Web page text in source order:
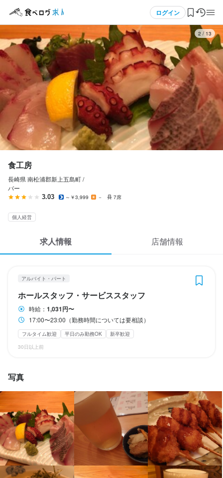
ログイン
ログイン・無料会員登録
食べログ求人TOP
求人検索
マイページ管理
気になる求人
検索履歴・保存した条件
ヘルプ・お問い合わせフォーム
掲載をご検討の店舗様へ
食べログ求人PRESS
利用規約
2 / 13
食工房
長崎県 南松浦郡新上五島町 /
バー
3.03 ～￥3,999 － 7席
個人経営
求人情報 店舗情報
アルバイト・パート
ホールスタッフ・サービススタッフ
時給： 1,031円〜
17:00〜23:00（勤務時間については要相談）
フルタイム歓迎 平日のみ勤務OK
新卒歓迎
30日以上前
写真
アルバイト・パート 食工房
ホールスタッフ・サービススタッフ
ホールスタッフ・サービススタッフ
時給
1,031円〜
給与手渡しOK 給与前払いOK
勤務時間
17:00〜23:00（勤務時間については要相談）
ダブルワーク・副業OK フルタイム歓迎
週2日からOK
休日・休暇
平日のみ勤務OK(土日休み) 土日祝のみ勤務OK
待遇
特になし
制服貸与 車通勤OK バイク通勤OK 髪型自由 ピアスOK
履歴書不要
大学生歓迎
面接1回
仕事内容
接客、料理補助
応募画面へ進む